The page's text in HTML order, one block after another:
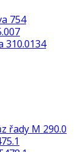
754
310.0134
řady M 290.0